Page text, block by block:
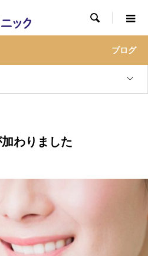

ブログ
わりました